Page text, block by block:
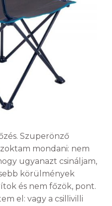
Szuperönző
mondani: nem
ugyanazt csináljam,
körülmények
és nem főzök, pont.
el: vagy a csillivilli